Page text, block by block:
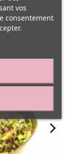
vos
consentement